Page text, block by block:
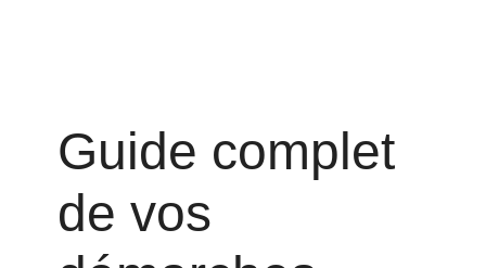
Guide complet
de vos